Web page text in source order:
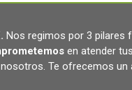
.Nos regimos por 3 pilares
en atender
Te ofrecemos